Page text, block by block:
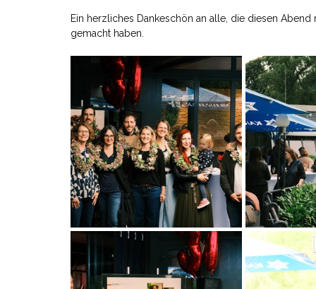
Ein herzliches Dankeschön an alle, die diesen
gemacht haben.